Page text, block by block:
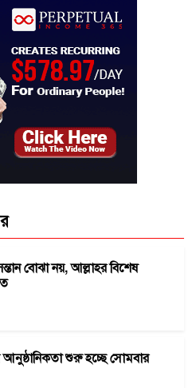
বোঝা নয়, আল্লাহর বিশেষ
শুরু হচ্ছে সোমবার